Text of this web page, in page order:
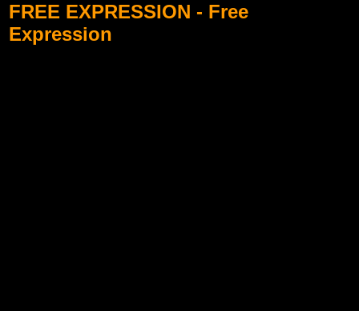
FREE EXPRESSION - Free
Expression